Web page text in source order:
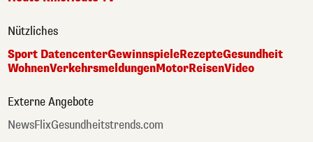
Nützliches
Sport DatencenterGewinnspieleRezepteGesundheit
WohnenVerkehrsmeldungenMotorReisenVideo
Externe Angebote
NewsFlixGesundheitstrends.com